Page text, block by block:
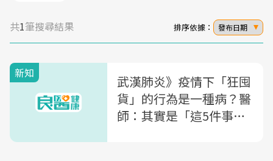
共1筆搜尋結果 排序依據： 發布日期
新知
武漢肺炎》疫情下「狂囤
貨」的行為是一種病？醫
師：其實是「這5件事」